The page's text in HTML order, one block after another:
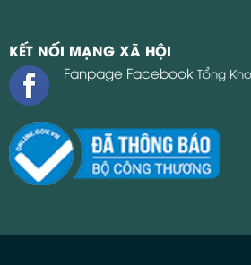
KẾT NỐI MẠNG XÃ HỘI
Fanpage Facebook Tổng